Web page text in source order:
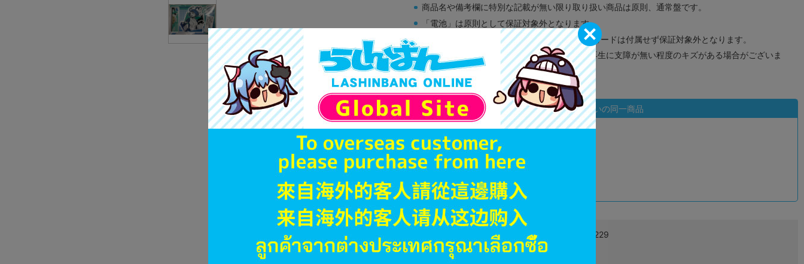
商品名や備考欄に特別な記載が無い限り取り扱い商品は原則、通常盤です。
「電池」は原則として保証対象外となります。
ゲーム機本体には、SDカードなどのメモリーカードは付属せず保証対象外となります。
ディスク類の読み取り面のキズに関しまして再生に支障が無い程度のキズがある場合がございま
す。
※詳細につきましてはコチラ
状態違いの同一商品
オンライン
品切状態 1,690円 税込
4530430457229
商品番号